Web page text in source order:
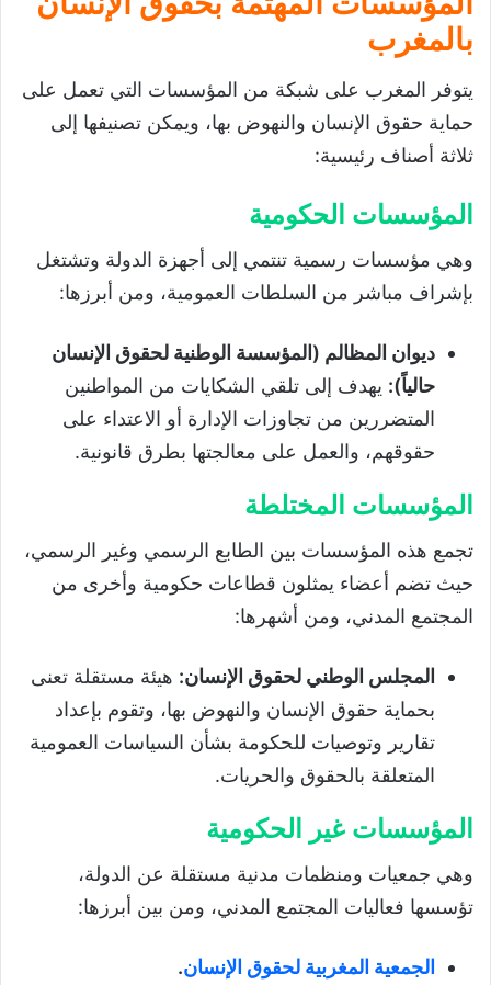
بالمغرب
يتوفر المغرب على شبكة من المؤسسات التي تعمل على
حماية حقوق الإنسان والنهوض بها، ويمكن تصنيفها إلى
ثلاثة أصناف رئيسية:
المؤسسات الحكومية
وهي مؤسسات رسمية تنتمي إلى أجهزة الدولة وتشتغل
بإشراف مباشر من السلطات العمومية، ومن أبرزها:
ديوان المظالم (المؤسسة الوطنية لحقوق الإنسان
حالياً): يهدف إلى تلقي الشكايات من المواطنين
المتضررين من تجاوزات الإدارة أو الاعتداء على
حقوقهم، والعمل على معالجتها بطرق قانونية.
المؤسسات المختلطة
تجمع هذه المؤسسات بين الطابع الرسمي وغير الرسمي،
حيث تضم أعضاء يمثلون قطاعات حكومية وأخرى من
المجتمع المدني، ومن أشهرها:
المجلس الوطني لحقوق الإنسان: هيئة مستقلة تعنى
بحماية حقوق الإنسان والنهوض بها، وتقوم بإعداد
تقارير وتوصيات للحكومة بشأن السياسات العمومية
المتعلقة بالحقوق والحريات.
المؤسسات غير الحكومية
وهي جمعيات ومنظمات مدنية مستقلة عن الدولة،
تؤسسها فعاليات المجتمع المدني، ومن بين أبرزها:
الجمعية المغربية لحقوق الإنسان.